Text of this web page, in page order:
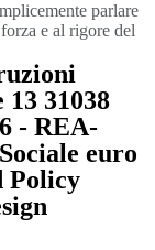
parlare
e al rigore del
31038
- REA-
euro
Policy